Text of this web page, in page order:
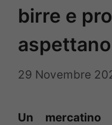
birre e
aspettano
29 Novembre
Un mercatino